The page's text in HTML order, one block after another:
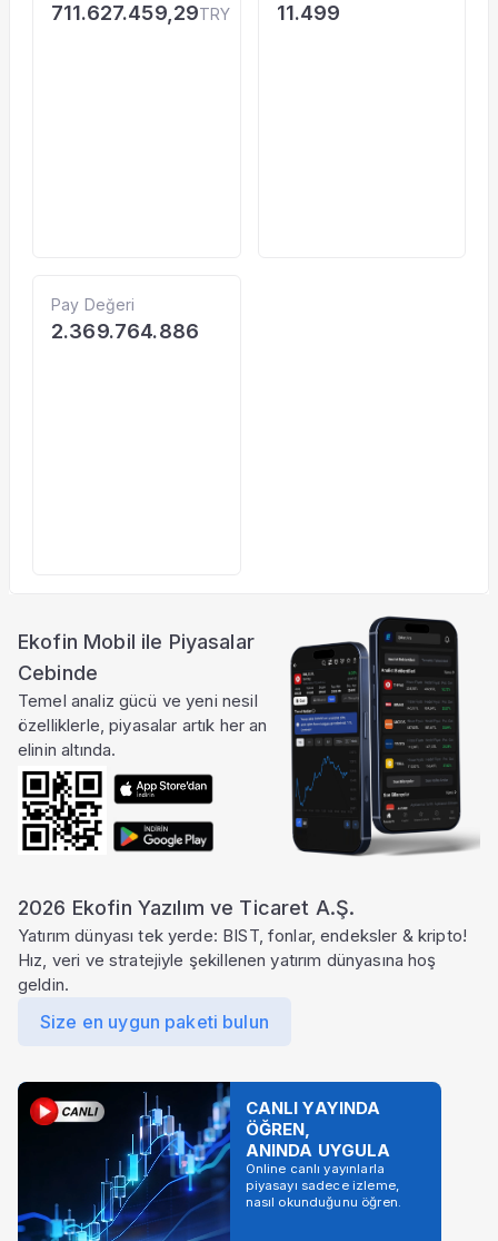
711.627.459,29TRY 11.499
Pay Değeri
2.369.764.886
Ekofin Mobil ile Piyasalar
Cebinde
Temel analiz gücü ve yeni nesil
özelliklerle, piyasalar artık her an
elinin altında.
2026 Ekofin Yazılım ve Ticaret A.Ş.
Yatırım dünyası tek yerde: BIST, fonlar, endeksler & kripto!
Hız, veri ve stratejiyle şekillenen yatırım dünyasına hoş
geldin.
Size en uygun paketi bulun
CANLI YAYINDA
ÖĞREN,
ANINDA UYGULA
Online canlı yayınlarla
piyasayı sadece izleme,
nasıl okunduğunu öğren.